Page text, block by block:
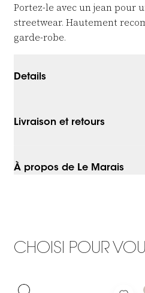
Portez-le avec un jean pour
streetwear. Hautement
garde-robe.
Details
Livraison et retours
À propos de Le Marais
CHOISI POUR